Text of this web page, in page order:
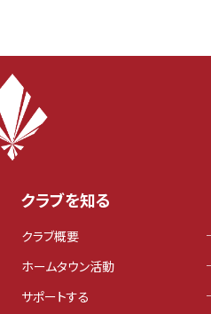
クラブを知る
クラブ概要
ホームタウン活動
サポートする